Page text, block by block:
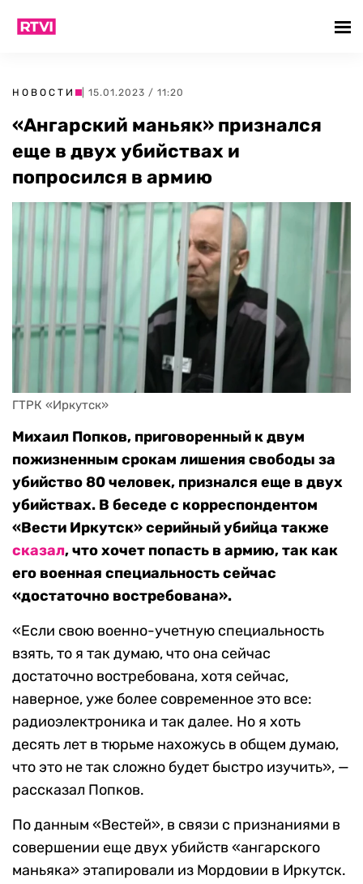
НОВОСТИ | 15.01.2023 / 11:20
«Ангарский маньяк» признался
еще в двух убийствах и
попросился в армию
ГТРК «Иркутск»
Михаил Попков, приговоренный к двум
пожизненным срокам лишения свободы за
убийство 80 человек, признался еще в двух
убийствах. В беседе с корреспондентом
«Вести Иркутск» серийный убийца также
сказал, что хочет попасть в армию, так как
его военная специальность сейчас
«достаточно востребована».
«Если свою военно-учетную специальность
взять, то я так думаю, что она сейчас
достаточно востребована, хотя сейчас,
наверное, уже более современное это все:
радиоэлектроника и так далее. Но я хоть
десять лет в тюрьме нахожусь в общем думаю,
что это не так сложно будет быстро изучить», —
рассказал Попков.
По данным «Вестей», в связи с признаниями в
совершении еще двух убийств «ангарского
маньяка» этапировали из Мордовии в Иркутск.